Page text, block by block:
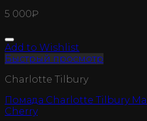
5 000₽
Add to Wishlist
Быстрый просмотр
Charlotte Tilbury
Помада Charlotte Tilbury
Cherry